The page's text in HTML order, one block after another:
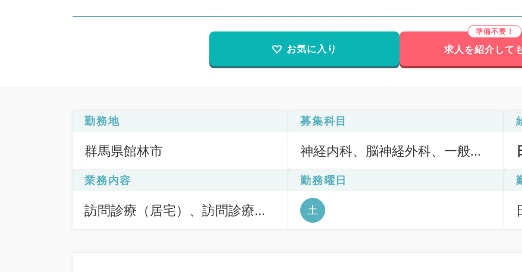
お気に入り 求人を紹介して
勤務地
群馬県館林市
募集科目
神経内科、脳神経外科、一般内
消化器内科、内分泌・代謝内
科、腎臓内科、老年内科、血液
業務内容
訪問診療（居宅）、訪問診療
勤務曜日
土